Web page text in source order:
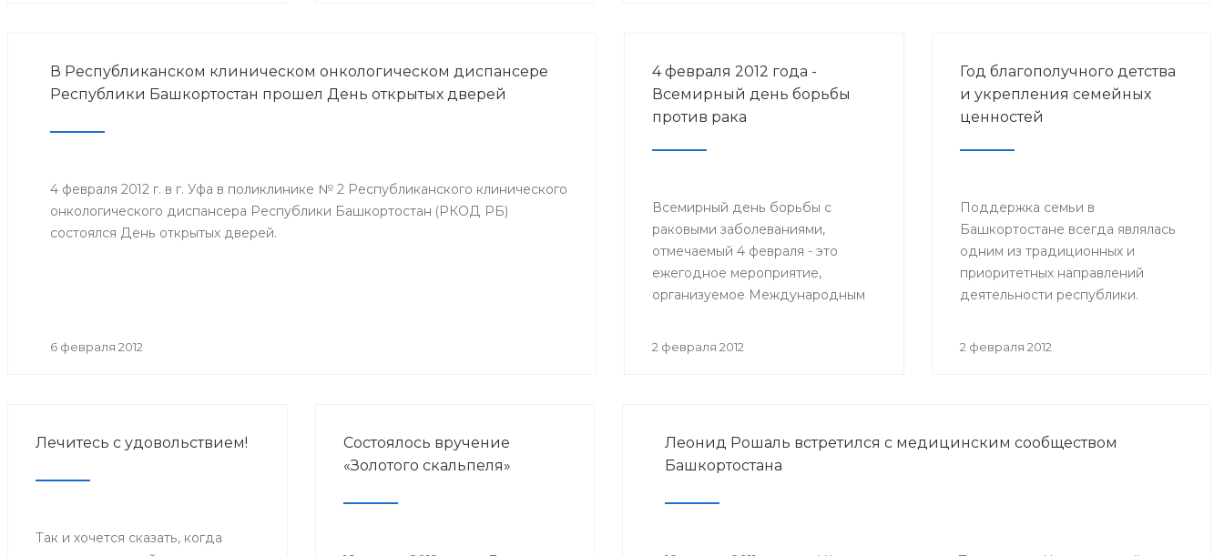
В Республиканском клиническом онкологическом диспансере
Республики Башкортостан прошел День открытых дверей
4 февраля 2012 г. в г. Уфа в поликлинике № 2 Республиканского клинического
онкологического диспансера Республики Башкортостан (РКОД РБ)
состоялся День открытых дверей.
6 февраля 2012
4 февраля 2012 года -
Всемирный день борьбы
против рака
Всемирный день борьбы с
раковыми заболеваниями,
отмечаемый 4 февраля - это
ежегодное мероприятие,
организуемое Международным
начиная с 2005 года. Цель дня -
лечению и призыв к политикам
относиться к раку, как
2 февраля 2012
Год благополучного детства
и укрепления семейных
ценностей
Поддержка семьи в
Башкортостане всегда являлась
одним из традиционных и
приоритетных направлений
деятельности республики.
мероприятиям по поддержке
медицинские центры
2 февраля 2012
Лечитесь с удовольствием!
Так и хочется сказать, когда
Состоялось вручение
«Золотого скальпеля»
Леонид Рошаль встретился с медицинским сообществом
Башкортостана